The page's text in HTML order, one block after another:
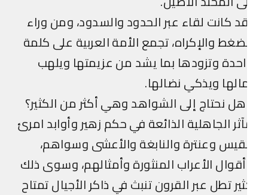
كانت لقاء عبر الحدود والسدود، ومن وراء
والإكراه، تجمع الأمة العربية على كلمة
وتزودها بما يشد من عزيمتها ويلهب
ويذكي نضالها.
نحتاج إلى الشواهد وهي أكثر من الكثير؟
الجاهلية الذائعة في حكم زهير وأوابد امرئ
وعنترة والنابغة والأعشى وسواهم،
الأعراب المنثورة وأمثالهم، وسوى ذلك
تطل عبر القرون تنبث في ذاكر الأجيال تمتاح